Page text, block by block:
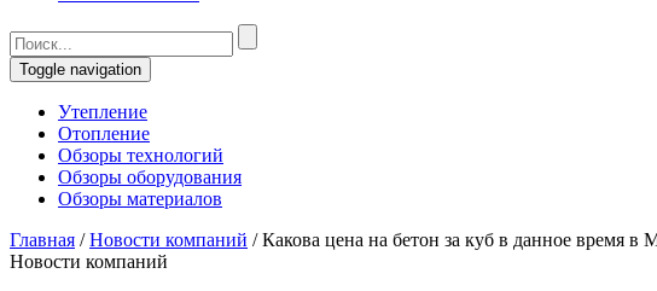
Toggle navigation
Утепление
Отопление
Обзоры технологий
Обзоры оборудования
Обзоры материалов
Главная /Новости компаний /Какова цена на бетон за куб в данное время в
Новости компаний